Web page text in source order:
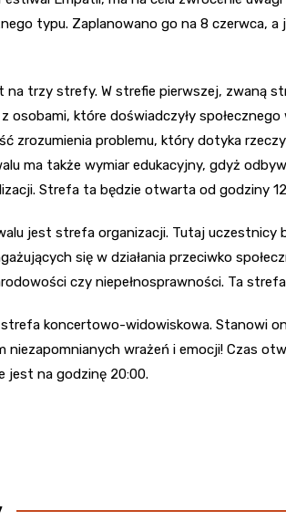
typu. Zaplanowano go na 8 czerwca,
na trzy strefy. W strefie pierwszej, zwaną
osobami, które doświadczyły
zrozumienia problemu, który dotyka
ma także wymiar edukacyjny, gdyż
Strefa ta będzie otwarta od godziny
jest strefa organizacji. Tutaj uczestnicy
się w działania przeciwko
czy niepełnosprawności. Ta
koncertowo-widowiskowa. Stanowi
niezapomnianych wrażeń i emocji! Czas
jest na godzinę 20:00.